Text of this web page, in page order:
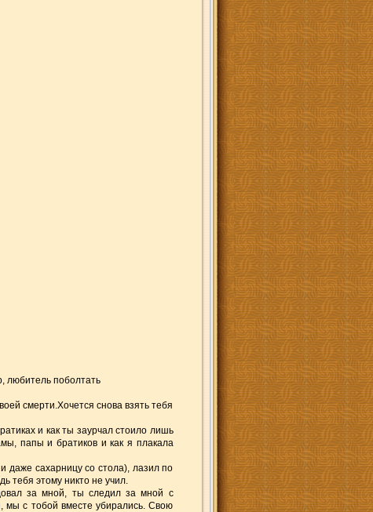
любитель поболтать
смерти.Хочется снова взять тебя
и как ты заурчал стоило лишь
папы и братиков и как я плакала
даже сахарницу со стола), лазил по
тебя этому никто не учил.
за мной, ты следил за мной с
мы с тобой вместе убирались. Свою